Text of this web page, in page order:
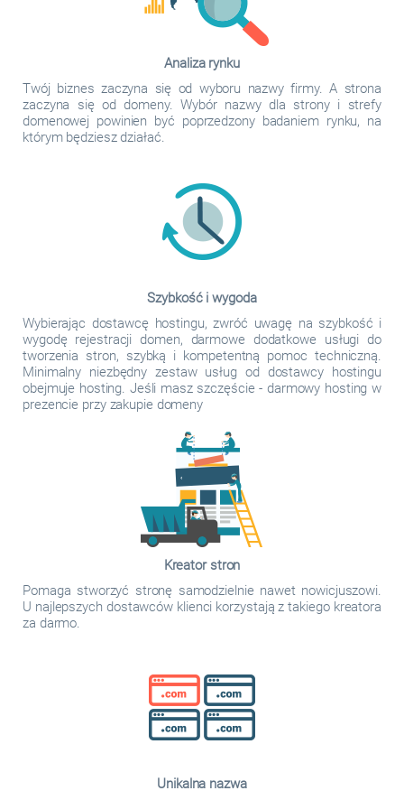
Analiza rynku
Twój biznes zaczyna się od wyboru nazwy firmy. A strona
zaczyna się od domeny. Wybór nazwy dla strony i strefy
domenowej powinien być poprzedzony badaniem rynku, na
którym będziesz działać.
Szybkość i wygoda
Wybierając dostawcę hostingu, zwróć uwagę na szybkość i
wygodę rejestracji domen, darmowe dodatkowe usługi do
tworzenia stron, szybką i kompetentną pomoc techniczną.
Minimalny niezbędny zestaw usług od dostawcy hostingu
obejmuje hosting. Jeśli masz szczęście - darmowy hosting w
prezencie przy zakupie domeny
Kreator stron
Pomaga stworzyć stronę samodzielnie nawet nowicjuszowi.
U najlepszych dostawców klienci korzystają z takiego kreatora
za darmo.
Unikalna nazwa